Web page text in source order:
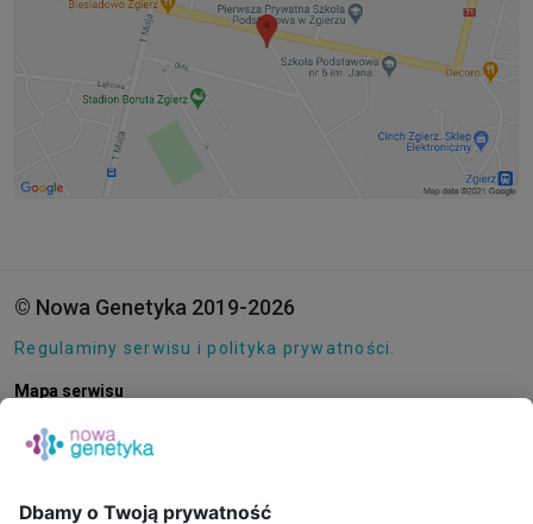
© Nowa Genetyka 2019-2026
Regulaminy serwisu i polityka prywatności.
Mapa serwisu
E-SKLEP